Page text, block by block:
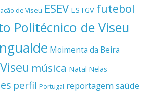
de Viseu ESEV ESTGV futebol
Politécnico de Viseu
Moimenta da Beira
música Natal Nelas
perfil Portugal reportagemsaúde